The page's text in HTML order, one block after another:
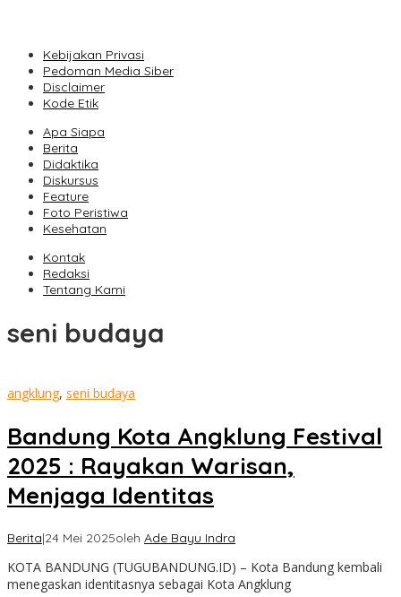
Kebijakan Privasi
Pedoman Media Siber
Disclaimer
Kode Etik
Apa Siapa
Berita
Didaktika
Diskursus
Feature
Foto Peristiwa
Kesehatan
Kontak
Redaksi
Tentang Kami
seni budaya
angklung, seni budaya
Bandung Kota Angklung Festival
2025 : Rayakan Warisan,
Menjaga Identitas
Berita|24 Mei 2025oleh Ade Bayu Indra
KOTA BANDUNG (TUGUBANDUNG.ID) – Kota Bandung kembali
menegaskan identitasnya sebagai Kota Angklung